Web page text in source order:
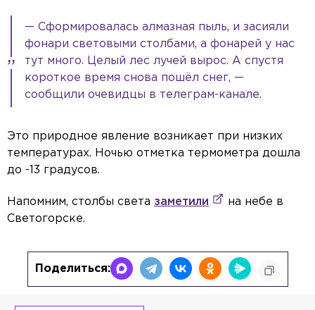
— Сформировалась алмазная пыль, и засияли
фонари световыми столбами, а фонарей у нас
тут много. Целый лес лучей вырос. А спустя
короткое время снова пошёл снег, —
сообщили очевидцы в телеграм-канале.
Это природное явление возникает при низких
температурах. Ночью отметка термометра дошла
до -13 градусов.
Напомним, столбы света заметили
на небе в
Светогорске.
Поделиться: